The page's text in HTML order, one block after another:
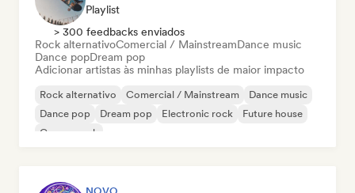
Playlist
> 300 feedbacks enviados
Rock alternativoComercial / MainstreamDance music
Dance popDream pop
Adicionar artistas às minhas playlists de maior impacto
Rock alternativo Comercial / Mainstream
Dance music
Dance pop
Dream pop Electronic rock
Future house
Garage rock
NOVO